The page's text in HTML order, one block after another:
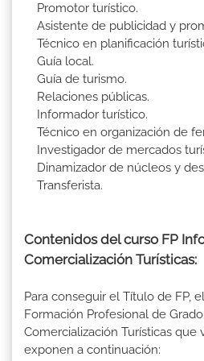
Promotor turístico.
Asistente de publicidad y
Técnico en planificación
Guía local.
Guía de turismo.
Relaciones públicas.
Informador turístico.
Técnico en organización de
Investigador de mercados
Dinamizador de núcleos y
Transferista.
Contenidos del curso FP
Comercialización Turísticas:
Para conseguir el Título de FP,
Formación Profesional de
Comercialización Turísticas que
exponen a continuación: